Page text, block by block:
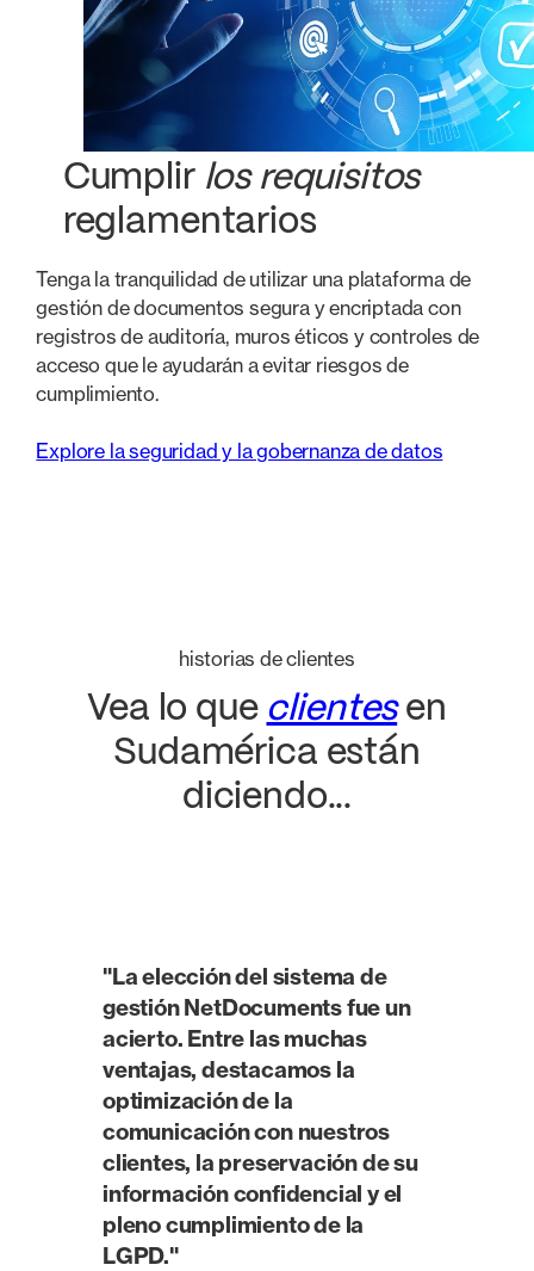
Cumplir los requisitos
reglamentarios
Tenga la tranquilidad de utilizar una plataforma de
gestión de documentos segura y encriptada con
registros de auditoría, muros éticos y controles de
acceso que le ayudarán a evitar riesgos de
cumplimiento.
Explore la seguridad y la gobernanza de datos
historias de clientes
Vea lo que clientesen
Sudamérica están
diciendo...
"La elección del sistema de
gestión NetDocuments fue un
acierto. Entre las muchas
ventajas, destacamos la
optimización de la
comunicación con nuestros
clientes, la preservación de su
información confidencial y el
pleno cumplimiento de la
LGPD."